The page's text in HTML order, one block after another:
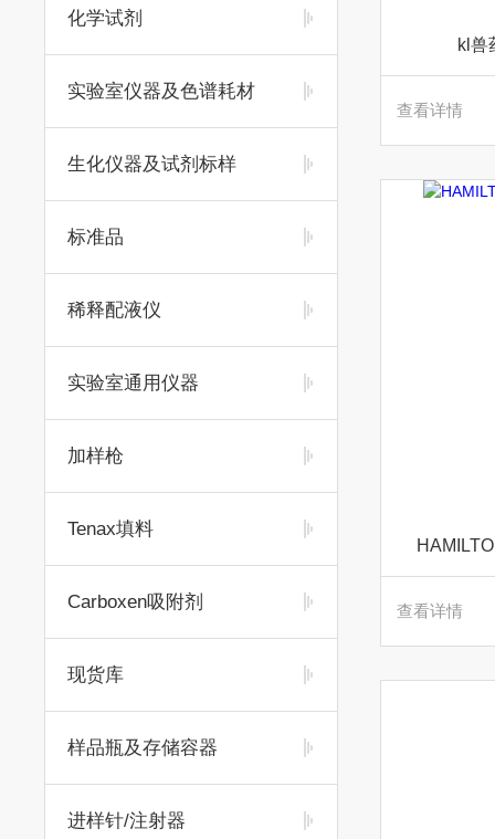
化学试剂
实验室仪器及色谱耗材
生化仪器及试剂标样
标准品
稀释配液仪
实验室通用仪器
加样枪
Tenax填料
Carboxen吸附剂
现货库
样品瓶及存储容器
进样针/注射器
kl兽
查看详情
查看详情